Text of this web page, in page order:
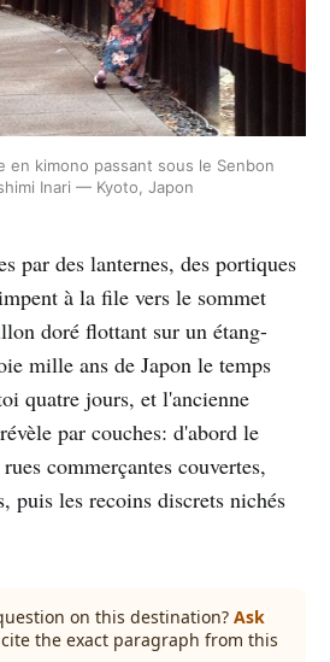
en kimono passant sous le Senbon
Inari — Kyoto, Japon
par des lanternes, des portiques
à la file vers le sommet
doré flottant sur un étang-
mille ans de Japon le temps
quatre jours, et l'ancienne
par couches: d'abord le
commerçantes couvertes,
puis les recoins discrets nichés
on this destination? Ask
the exact paragraph from this